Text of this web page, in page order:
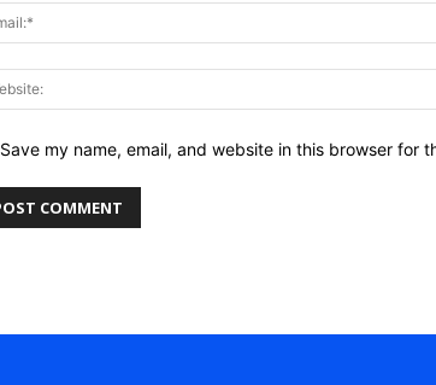
Save my name, email, and website in this browser for